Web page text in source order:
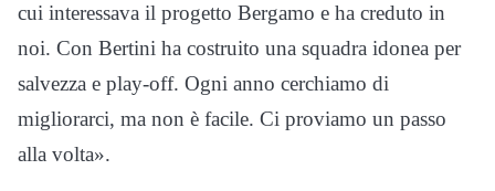
cui interessava il progetto Bergamo e ha creduto in
noi. Con Bertini ha costruito una squadra idonea per
salvezza e play-off. Ogni anno cerchiamo di
migliorarci, ma non è facile. Ci proviamo un passo
alla volta».